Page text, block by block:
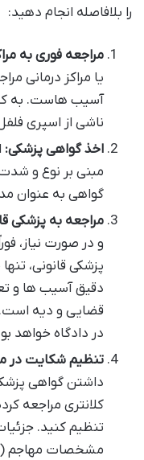
را بلافاصله انجام دهید:
مراجعه فوری به
یا مراکز درمانی
آسیب هاست. به
ناشی از اسپری
اخذ گواهی پزشکی:
مبنی بر نوع و
گواهی به عنوان
مراجعه به پزشکی
و در صورت نیاز،
پزشکی قانونی،
دقیق آسیب ها و
قضایی و دیه است.
در دادگاه خواهد
تنظیم شکایت در
داشتن گواهی
کلانتری مراجعه
تنظیم کنید.
مشخصات مهاجم